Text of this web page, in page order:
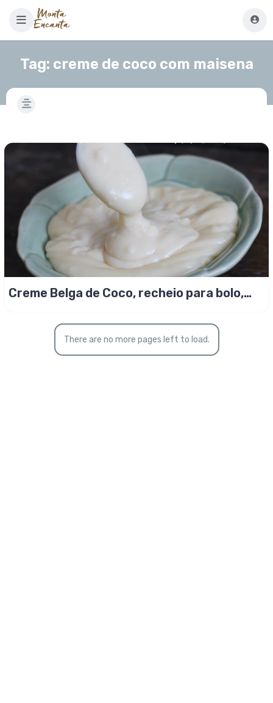
Tag: creme de coco com maisena
Creme Belga de Coco, recheio para bolo,
There are no more pages left to load.